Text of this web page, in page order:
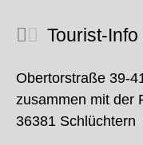
Tourist-Info
Obertorstraße 39-
zusammen mit der
36381 Schlüchtern